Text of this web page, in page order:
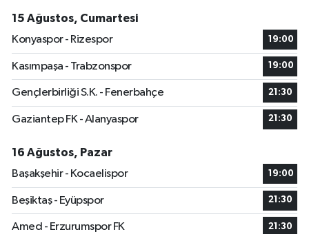
15 Ağustos, Cumartesi
Konyaspor - Rizespor
19:00
Kasımpaşa - Trabzonspor 19:00
Gençlerbirliği S.K. - Fenerbahçe 21:30
Gaziantep FK - Alanyaspor 21:30
16 Ağustos, Pazar
Başakşehir - Kocaelispor
19:00
Beşiktaş - Eyüpspor 21:30
Amed - Erzurumspor FK 21:30